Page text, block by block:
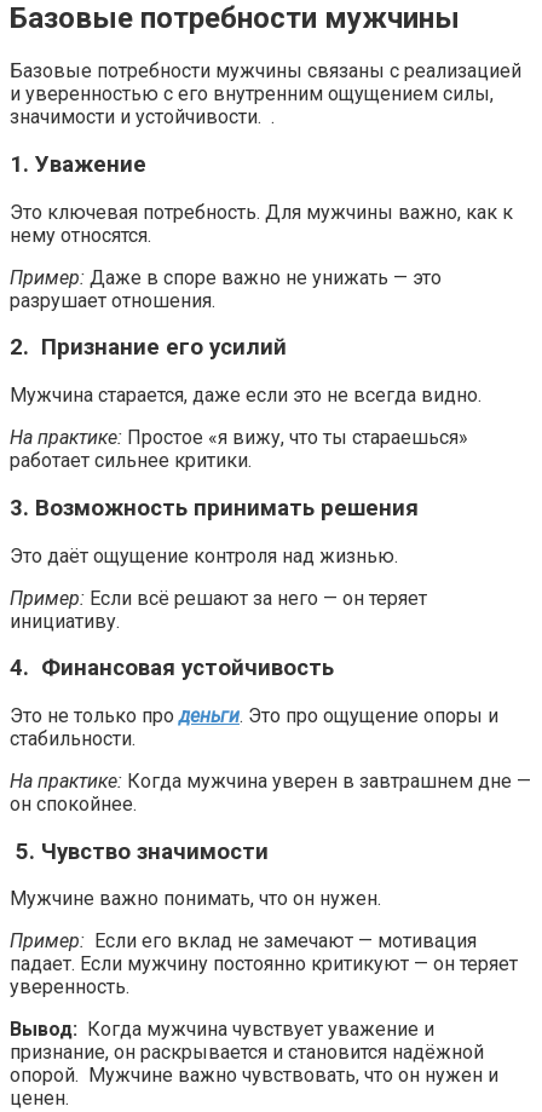
Базовые потребности мужчины
Базовые потребности мужчины связаны с реализацией
и уверенностью с его внутренним ощущением силы,
значимости и устойчивости. .
1. Уважение
Это ключевая потребность. Для мужчины важно, как к
нему относятся.
Пример: Даже в споре важно не унижать — это
разрушает отношения.
2. Признание его усилий
Мужчина старается, даже если это не всегда видно.
На практике: Простое «я вижу, что ты стараешься»
работает сильнее критики.
3. Возможность принимать решения
Это даёт ощущение контроля над жизнью.
Пример: Если всё решают за него — он теряет
инициативу.
4. Финансовая устойчивость
Это не только проденьги. Это про ощущение опоры и
стабильности.
На практике: Когда мужчина уверен в завтрашнем дне —
он спокойнее.
5. Чувство значимости
Мужчине важно понимать, что он нужен.
Пример: Если его вклад не замечают — мотивация
падает. Если мужчину постоянно критикуют — он теряет
уверенность.
Вывод: Когда мужчина чувствует уважение и
признание, он раскрывается и становится надёжной
опорой. Мужчине важно чувствовать, что он нужен и
ценен.